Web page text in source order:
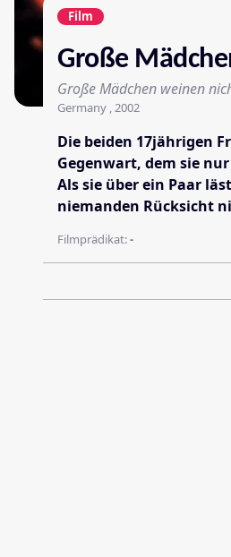
Film
Große
Große Mädchen weinen
Germany , 2002
Die beiden 17jährigen
Gegenwart, dem sie
Als sie über ein Paar
niemanden Rücksicht
Filmprädikat:-